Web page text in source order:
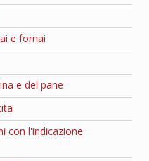
e fornai
e del pane
con l'indicazione